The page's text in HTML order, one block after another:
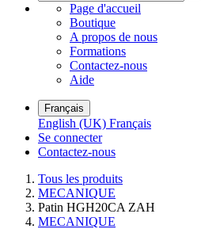
Page d'accueil
Boutique
A propos de nous
Formations
Contactez-nous
Aide
Français
English (UK) Français
Se connecter
Contactez-nous
Tous les produits
MECANIQUE
Patin HGH20CA ZAH
MECANIQUE